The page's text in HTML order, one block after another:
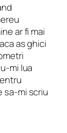
ar fi mai
as ghici
mi lua
sa-mi scriu